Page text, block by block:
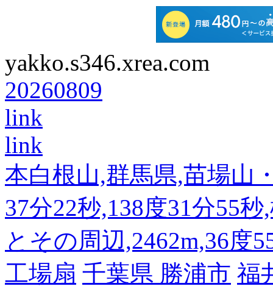
yakko.s346.xrea.com
20260809
link
link
本白根山,群馬県,苗場山
37分22秒,138度31分55秒
とその周辺,2462m,36度
工場扇 千葉県 勝浦市 福